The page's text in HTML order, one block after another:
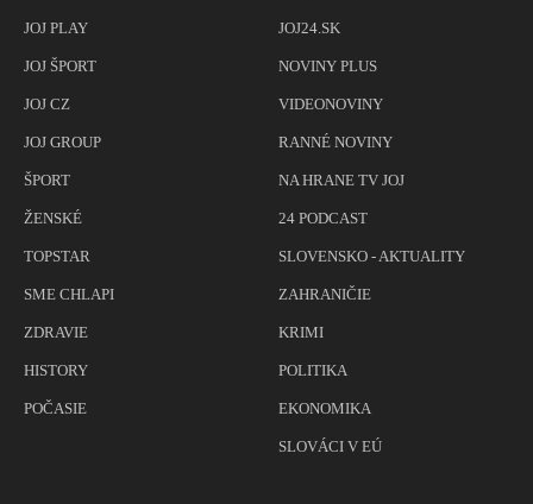
JOJ PLAY
JOJ ŠPORT
JOJ CZ
JOJ GROUP
ŠPORT
ŽENSKÉ
TOPSTAR
SME CHLAPI
ZDRAVIE
HISTORY
POČASIE
JOJ24.SK
NOVINY PLUS
VIDEONOVINY
RANNÉ NOVINY
NA HRANE TV JOJ
24 PODCAST
SLOVENSKO - AKTUALITY
ZAHRANIČIE
KRIMI
POLITIKA
EKONOMIKA
SLOVÁCI V EÚ